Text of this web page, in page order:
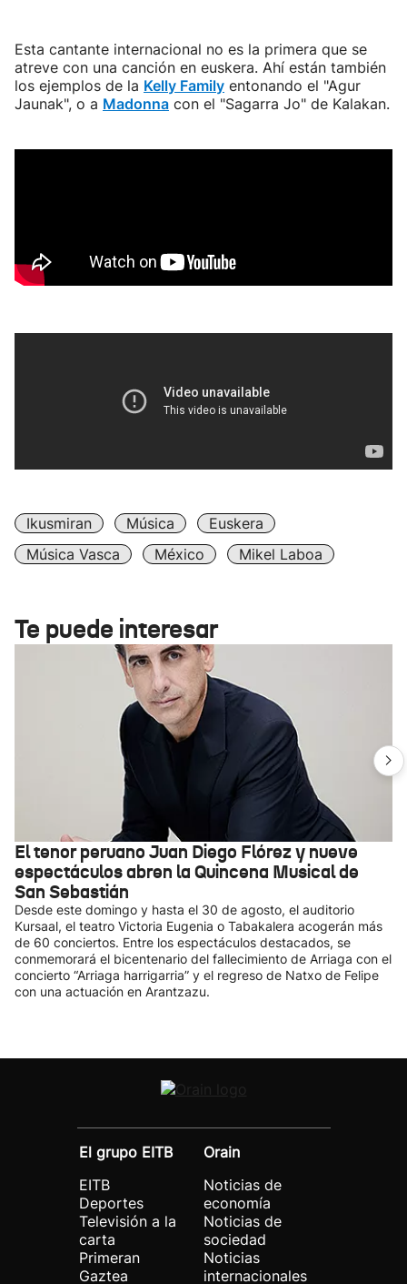
Esta cantante internacional no es la primera que se
atreve con una canción en euskera. Ahí están también
los ejemplos de la Kelly Family entonando el "Agur
Jaunak", o a Madonna con el "Sagarra Jo" de Kalakan.
Ikusmiran Música
Euskera
Música Vasca
México Mikel Laboa
Te puede interesar
El tenor peruano Juan Diego Flórez y nueve
espectáculos abren la Quincena Musical de
San Sebastián
Desde este domingo y hasta el 30 de agosto, el auditorio
Kursaal, el teatro Victoria Eugenia o Tabakalera acogerán más
de 60 conciertos. Entre los espectáculos destacados, se
conmemorará el bicentenario del fallecimiento de Arriaga con el
concierto “Arriaga harrigarria” y el regreso de Natxo de Felipe
con una actuación en Arantzazu.
El grupo EITB
EITB
Deportes
Televisión a la
carta
Primeran
Gaztea
Orain
Noticias de
economía
Noticias de
sociedad
Noticias
internacionales